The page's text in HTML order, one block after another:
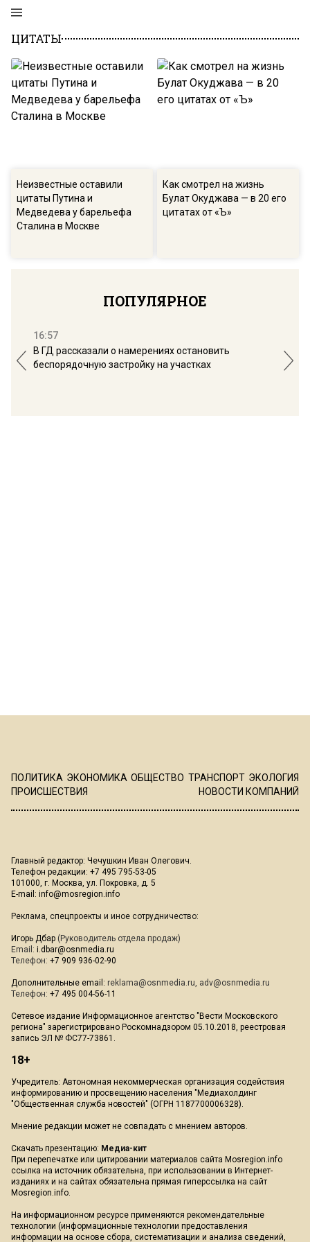
ЦИТАТЫ
Неизвестные оставили
цитаты Путина и
Медведева у барельефа
Сталина в Москве
Как смотрел на жизнь
Булат Окуджава — в 20 его
цитатах от «Ъ»
ПОПУЛЯРНОЕ
16:57
В ГД рассказали о намерениях остановить
беспорядочную застройку на участках
ПОЛИТИКА ЭКОНОМИКА ОБЩЕСТВО ТРАНСПОРТ ЭКОЛОГИЯ
ПРОИСШЕСТВИЯ
НОВОСТИ КОМПАНИЙ
Главный редактор: Чечушкин Иван Олегович.
Телефон редакции: +7 495 795-53-05
101000, г. Москва, ул. Покровка, д. 5
E-mail: info@mosregion.info
Реклама, спецпроекты и иное сотрудничество:
Игорь Дбар (Руководитель отдела продаж)
Email: i.dbar@osnmedia.ru
Телефон: +7 909 936-02-90
Дополнительные email: reklama@osnmedia.ru, adv@osnmedia.ru
Телефон: +7 495 004-56-11
Сетевое издание Информационное агентство "Вести Московского
региона" зарегистрировано Роскомнадзором 05.10.2018, реестровая
запись ЭЛ № ФС77-73861.
18+
Учредитель: Автономная некоммерческая организация содействия
информированию и просвещению населения "Медиахолдинг
"Общественная служба новостей" (ОГРН 1187700006328).
Мнение редакции может не совпадать с мнением авторов.
Скачать презентацию: Медиа-кит
При перепечатке или цитировании материалов сайта Mosregion.info
ссылка на источник обязательна, при использовании в Интернет-
изданиях и на сайтах обязательна прямая гиперссылка на сайт
Mosregion.info.
На информационном ресурсе применяются рекомендательные
технологии (информационные технологии предоставления
информации на основе сбора, систематизации и анализа сведений,